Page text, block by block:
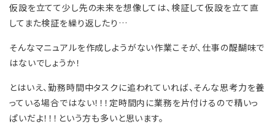
仮設を立てて少し先の未来を想像しては、検証して仮設を立て直
してまた検証を繰り返したり…
そんなマニュアルを作成しようがない作業こそが、仕事の醍醐味で
はないでしょうか！
とはいえ、勤務時間中タスクに追われていれば、そんな思考力を養
っている場合ではない！！！定時間内に業務を片付けるので精いっ
ぱいだよ！！！という方も多いと思います。